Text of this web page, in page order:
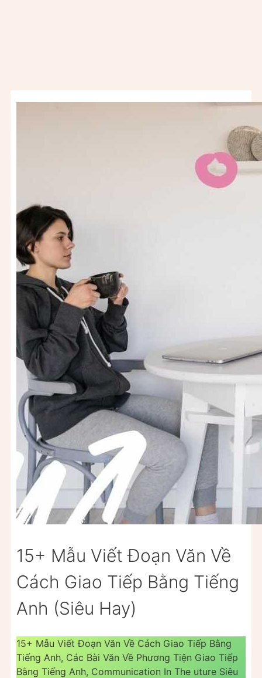
15+ Mẫu Viết Đoạn Văn Về
Cách Giao Tiếp Bằng Tiếng
Anh (Siêu Hay)
15+ Mẫu Viết Đoạn Văn Về Cách Giao Tiếp Bằng
Tiếng Anh, Các Bài Văn Về Phương Tiện Giao Tiếp
Bằng Tiếng Anh, Communication In The uture Siêu